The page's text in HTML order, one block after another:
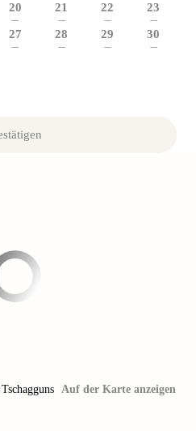
20
---
21
---
22
---
23
---
27
---
28
---
29
---
30
---
Tschagguns Auf der Karte anzeigen